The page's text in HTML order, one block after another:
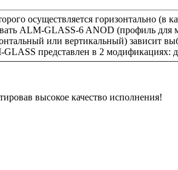
осуществляется горизонтально
ALM-GLASS-6 ANOD (профиль для
или вертикальный) зависит
представлен в 2 модификациях:
высокое качество исполнения!